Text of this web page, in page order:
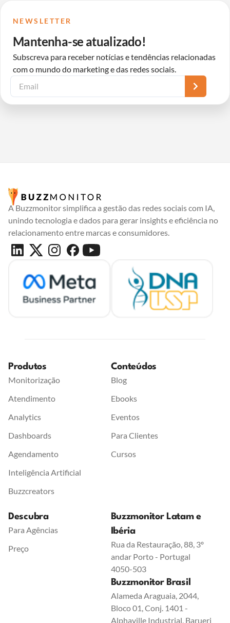
NEWSLETTER
Mantenha-se atualizado!
Subscreva para receber notícias e tendências relacionadas
com o mundo do marketing e das redes sociais.
A Buzzmonitor simplifica a gestão das redes sociais com IA,
unindo tecnologia e dados para gerar insights e eficiência no
relacionamento entre marcas e consumidores.
Produtos
Monitorização
Atendimento
Analytics
Dashboards
Agendamento
Inteligência Artificial
Buzzcreators
Conteúdos
Blog
Ebooks
Eventos
Para Clientes
Cursos
Descubra
Para Agências
Preço
Buzzmonitor Latam e
Ibéria
Rua da Restauração, 88, 3º
andar Porto - Portugal
4050-503
Buzzmonitor Brasil
Alameda Araguaia, 2044,
Bloco 01, Conj. 1401 -
Alphaville Industrial, Barueri